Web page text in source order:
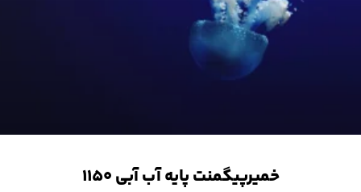
خمیرپیگمنت پایه آب آبی ۱۱۵۰